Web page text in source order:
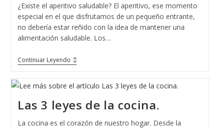
¿Existe el aperitivo saludable? El aperitivo, ese momento
especial en el que disfrutamos de un pequeño entrante,
no debería estar reñido con la idea de mantener una
alimentación saludable. Los…
Continuar LeyendoEl
Aperitivo
¿Una
Quimera?
Las 3 leyes de la cocina.
La cocina es el corazón de nuestro hogar. Desde la